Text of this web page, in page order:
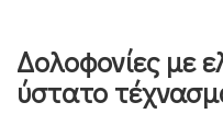
Δολοφονίες με
ύστατο